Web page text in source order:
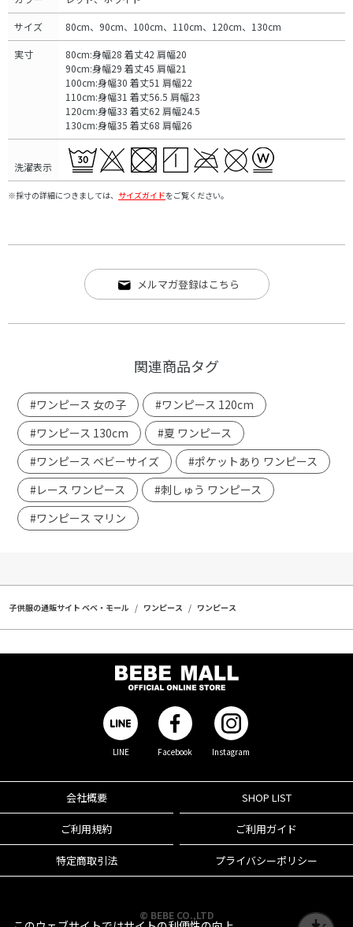
サイズ 80cm、90cm、100cm、110cm、120cm、130cm
実寸
80cm:身幅28 着丈42 肩幅20
90cm:身幅29 着丈45 肩幅21
100cm:身幅30 着丈51 肩幅22
110cm:身幅31 着丈56.5 肩幅23
120cm:身幅33 着丈62 肩幅24.5
130cm:身幅35 着丈68 肩幅26
洗濯表示
※採寸の詳細につきましては、 サイズガイドをご覧ください。
メルマガ登録はこちら
関連商品タグ
#ワンピース 女の子
#ワンピース 120cm
#ワンピース 130cm
#夏 ワンピース
#ワンピース ベビーサイズ
#ポケットあり ワンピース
#レース ワンピース
#刺しゅう ワンピース
#ワンピース マリン
子供服の通販サイト ベベ・モール ワンピース ワンピース
LINE Facebook Instagram
会社概要 SHOP LIST
ご利用規約 ご利用ガイド
特定商取引法 プライバシーポリシー
© BEBE CO.,LTD